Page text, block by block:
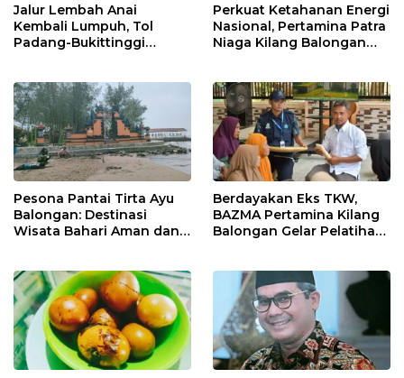
Jalur Lembah Anai
Kembali Lumpuh, Tol
Padang-Bukittinggi
Perkuat Ketahanan Energi
Nasional, Pertamina Patra
Niaga Kilang Balongan
Pesona Pantai Tirta Ayu
Balongan: Destinasi
Wisata Bahari Aman dan
Berdayakan Eks TKW,
BAZMA Pertamina Kilang
Balongan Gelar Pelatihan
Rawadalem